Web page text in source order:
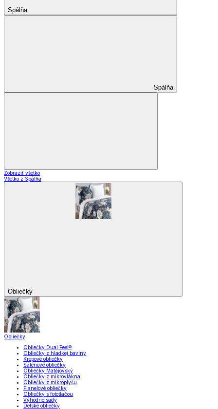
Spálňa
Spálňa
Zobraziť všetko
Všetko z Spálňa
Obliečky
Obliečky
Obliečky Dual Feel®
Obliečky z hladkej bavlny
Krepové obliečky
Saténové obliečky
Obliečky Matějovský
Obliečky z mikrovlákna
Obliečky z mikroplyšu
Flanelové obliečky
Obliečky s fototlačou
Výhodné sady
Detské obliečky